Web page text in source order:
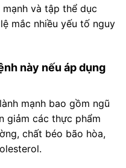
và tập thể dục
mắc nhiều yếu tố nguy
này nếu áp dụng
mạnh bao gồm ngũ
giảm các thực phẩm
chất béo bão hòa,